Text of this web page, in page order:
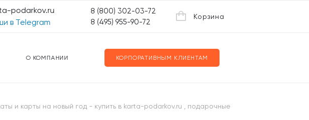
О КОМПАНИИ КОРПОРАТИВНЫМ КЛИЕНТАМ
podarkov.ru
в Telegram
8 (800) 302-03-72
8 (495) 955-90-72
Корзина
КАРТЫ
и карты на новый год - купить в karta-podarkov.ru , подарочные